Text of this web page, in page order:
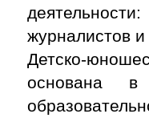
журналистов и
Детско-
основана